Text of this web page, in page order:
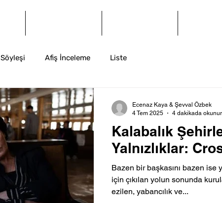
Söyleşi Afiş İnceleme Liste
Kalabalık
Yalnızlıklar:
Bazen bir başkasını bazen ise
için çıkılan yolun sonunda
ezilen, yabancılık ve...
Ecenaz Kaya & Şevval Özbek
4 Tem 2025
4 dakikada okunur